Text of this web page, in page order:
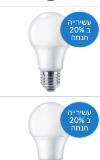
עשירייה
ב 20%
הנחה
עשירייה
ב 20%
הנחה